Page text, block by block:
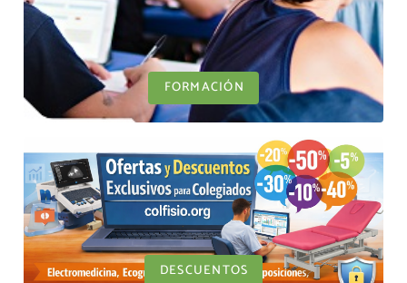
FORMACIÓN
DESCUENTOS